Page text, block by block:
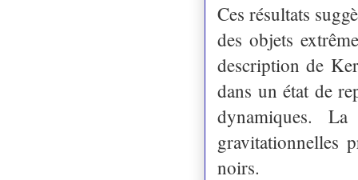
Ces résultats
des objets
description de
dans un état de
dynamiques.
gravitationnelles
noirs.